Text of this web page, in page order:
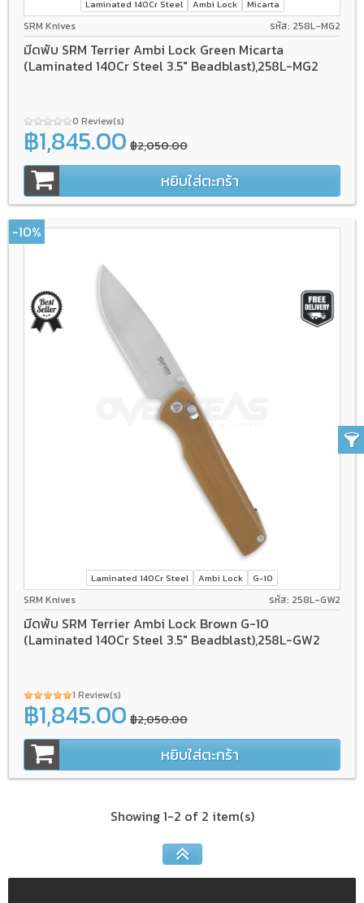
Laminated 140Cr Steel Ambi Lock Micarta
SRM Knives รหัส: 258L-MG2
มีดพับ SRM Terrier Ambi Lock Green Micarta
(Laminated 140Cr Steel 3.5" Beadblast),258L-MG2
0 Review(s)
฿1,845.00 ฿2,050.00
หยิบใส่ตะกร้า
Laminated 140Cr Steel Ambi Lock G-10
SRM Knives รหัส: 258L-GW2
มีดพับ SRM Terrier Ambi Lock Brown G-10
(Laminated 140Cr Steel 3.5" Beadblast),258L-GW2
1 Review(s)
-10%
฿1,845.00 ฿2,050.00
หยิบใส่ตะกร้า
Showing 1-2 of 2 item(s)